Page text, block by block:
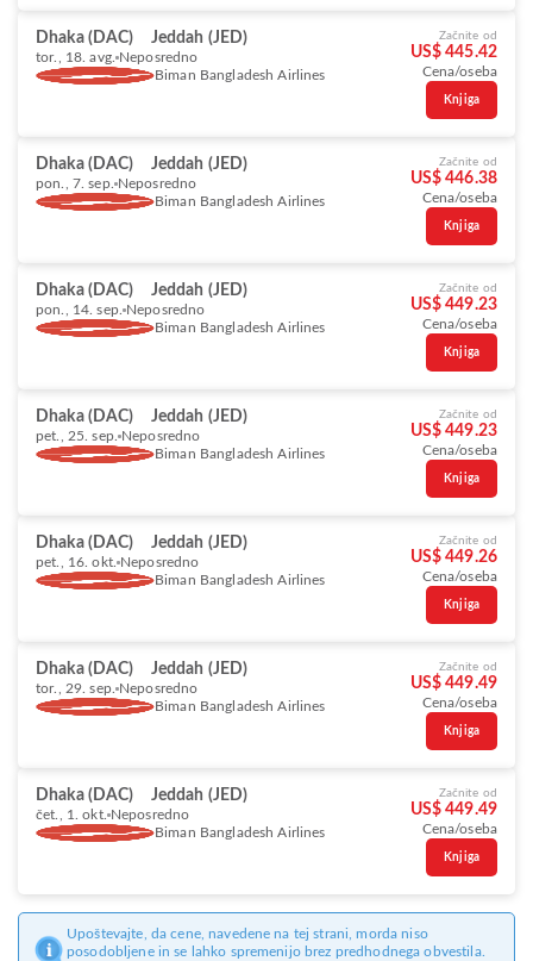
Dhaka (DAC) Jeddah (JED)
tor., 18. avg. Neposredno
Biman Bangladesh Airlines
Začnite od
US$ 445.42
Cena/oseba
Knjiga
Dhaka (DAC) Jeddah (JED)
pon., 7. sep. Neposredno
Biman Bangladesh Airlines
Začnite od
US$ 446.38
Cena/oseba
Knjiga
Dhaka (DAC) Jeddah (JED)
pon., 14. sep. Neposredno
Biman Bangladesh Airlines
Začnite od
US$ 449.23
Cena/oseba
Knjiga
Dhaka (DAC) Jeddah (JED)
pet., 25. sep. Neposredno
Biman Bangladesh Airlines
Začnite od
US$ 449.23
Cena/oseba
Knjiga
Dhaka (DAC) Jeddah (JED)
pet., 16. okt. Neposredno
Biman Bangladesh Airlines
Začnite od
US$ 449.26
Cena/oseba
Knjiga
Dhaka (DAC) Jeddah (JED)
tor., 29. sep. Neposredno
Biman Bangladesh Airlines
Začnite od
US$ 449.49
Cena/oseba
Knjiga
Dhaka (DAC) Jeddah (JED)
čet., 1. okt. Neposredno
Biman Bangladesh Airlines
Začnite od
US$ 449.49
Cena/oseba
Knjiga
Upoštevajte, da cene, navedene na tej strani, morda niso
posodobljene in se lahko spremenijo brez predhodnega obvestila.